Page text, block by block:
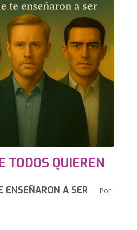
TODOS QUIEREN
ENSEÑARON A SER Por